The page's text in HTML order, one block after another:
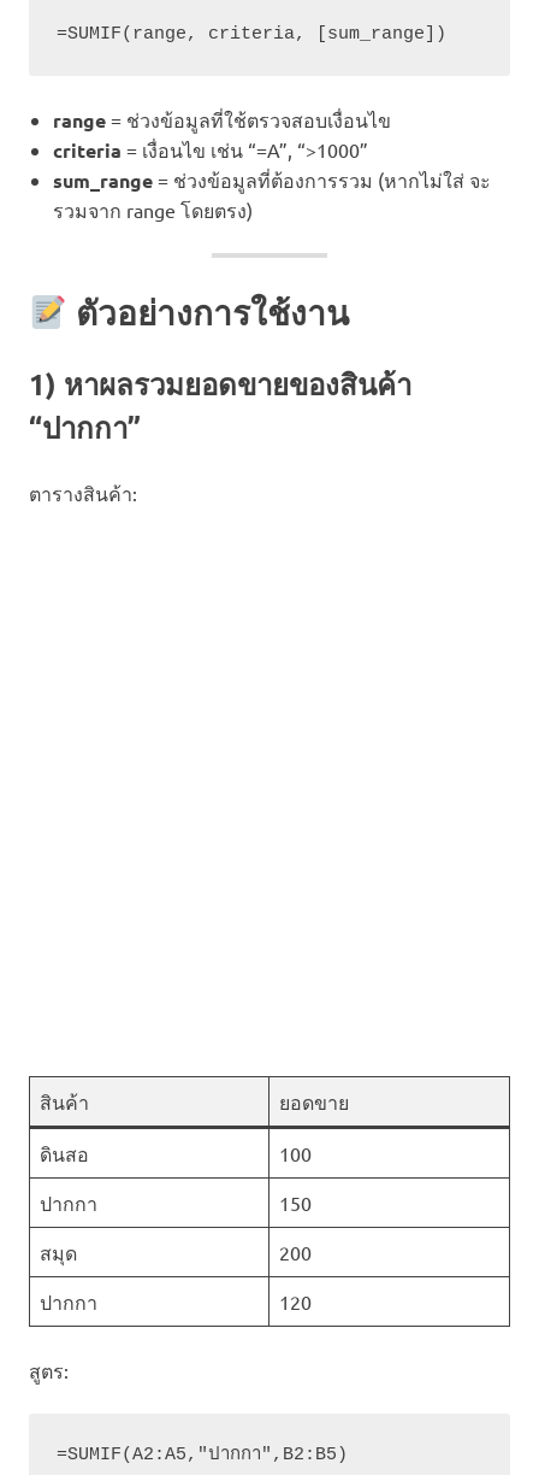
range = ช่วงข้อมูลที่ใช้ตรวจสอบเงื่อนไข
criteria = เงื่อนไข เช่น “=A”, “>1000”
sum_range = ช่วงข้อมูลที่ต้องการรวม (หากไม่ใส่ จะ
รวมจาก range โดยตรง)
ตัวอย่างการใช้งาน
1) หาผลรวมยอดขายของสินค้า
“ปากกา”
ตารางสินค้า:
สินค้า ยอดขาย
ดินสอ 100
ปากกา 150
สมุด 200
ปากกา 120
สูตร: